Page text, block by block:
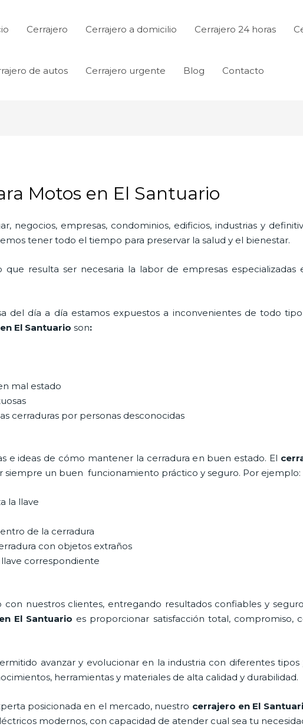
Cerrajero Cerrajero a domicilio Cerrajero 24 horas
de autos Cerrajero urgente Blog Contacto
Motos en El Santuario
negocios, empresas, condominios, edificios, industrias y
tener todo el tiempo para preservar la salud y el bienestar.
que resulta ser necesaria la labor de empresas especializadas
del día a día estamos expuestos a inconvenientes de todo
en El Santuario son:
mal estado
cerraduras por personas desconocidas
e ideas de cómo mantener la cerradura en buen estado. El
siempre un buen funcionamiento práctico y seguro. Por ejemplo:
la llave
de la cerradura
con objetos extraños
correspondiente
con nuestros clientes, entregando resultados confiables y
en El Santuario es proporcionar satisfacción total, compromiso,
avanzar y evolucionar en la industria con diferentes tipos
herramientas y materiales de alta calidad y durabilidad.
posicionada en el mercado, nuestro cerrajero en El
modernos, con capacidad de atender cual sea tu